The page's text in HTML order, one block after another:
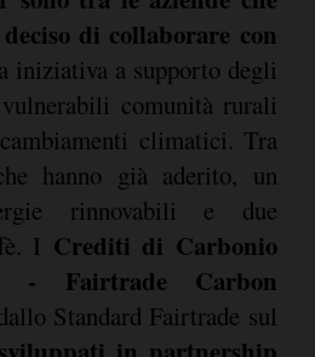
di collaborare con
iniziativa a supporto degli
comunità rurali
climatici. Tra
hanno già aderito, un
rinnovabili e due
I Crediti di Carbonio
- Fairtrade Carbon
Standard Fairtrade sul